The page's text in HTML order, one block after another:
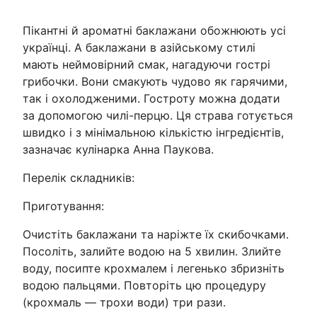
Пікантні й ароматні баклажани обожнюють усі
українці. А баклажани в азійському стилі
мають неймовірний смак, нагадуючи гострі
грибочки. Вони смакують чудово як гарячими,
так і охолодженими. Гостроту можна додати
за допомогою чилі-перцю. Ця страва готується
швидко і з мінімальною кількістю інгредієнтів,
зазначає кулінарка Анна Паукова.
Перелік складників:
Приготування:
Очистіть баклажани та наріжте їх скибочками.
Посоліть, залийте водою на 5 хвилин. Злийте
воду, посипте крохмалем і легенько збризніть
водою пальцями. Повторіть цю процедуру
(крохмаль — трохи води) три рази.